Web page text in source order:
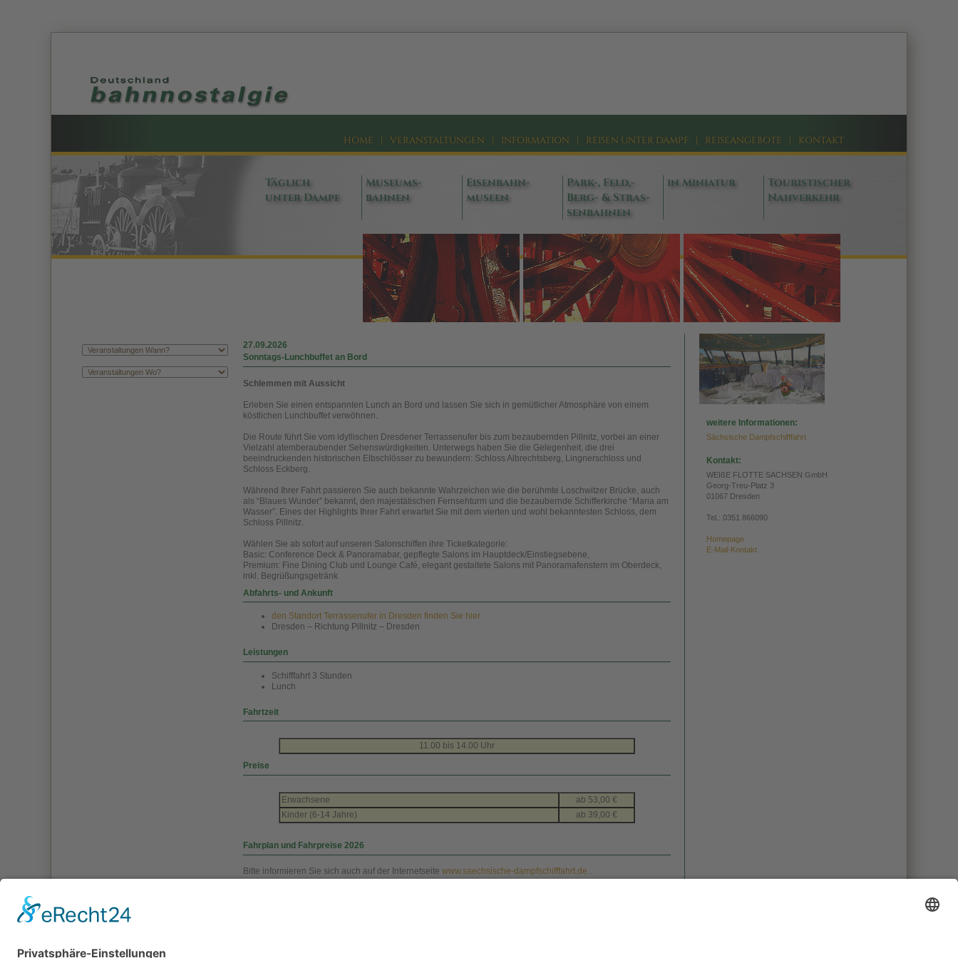
HOME | VERANSTALTUNGEN | INFORMATION | REISEN UNTER DAMPF | REISEANGEBOTE | KONTAKT
Täglich
unter Dampf
Museums-
bahnen
Eisenbahn-
museen
Park-, Feld,-
Berg- & Stras-
senbahnen
in Miniatur
Touristischer
Nahverkehr
27.09.2026
Sonntags-Lunchbuffet an Bord
Schlemmen mit Aussicht
Erleben Sie einen entspannten Lunch an Bord und lassen Sie sich in gemütlicher Atmosphäre von einem
köstlichen Lunchbuffet verwöhnen.
Die Route führt Sie vom idyllischen Dresdener Terrassenufer bis zum bezaubernden Pillnitz, vorbei an einer
Vielzahl atemberaubender Sehenswürdigkeiten. Unterwegs haben Sie die Gelegenheit, die drei
beeindruckenden historischen Elbschlösser zu bewundern: Schloss Albrechtsberg, Lingnerschloss und
Schloss Eckberg.
Während Ihrer Fahrt passieren Sie auch bekannte Wahrzeichen wie die berühmte Loschwitzer Brücke, auch
als “Blaues Wunder” bekannt, den majestätischen Fernsehturm und die bezaubernde Schifferkirche “Maria am
Wasser”. Eines der Highlights Ihrer Fahrt erwartet Sie mit dem vierten und wohl bekanntesten Schloss, dem
Schloss Pillnitz.
Wählen Sie ab sofort auf unseren Salonschiffen ihre Ticketkategorie:
Basic: Conference Deck & Panoramabar, gepflegte Salons im Hauptdeck/Einstiegsebene,
Premium: Fine Dining Club und Lounge Café, elegant gestaltete Salons mit Panoramafenstern im Oberdeck,
inkl. Begrüßungsgetränk
Abfahrts- und Ankunft
den Standort Terrassenufer in Dresden finden Sie hier
Dresden – Richtung Pillnitz – Dresden
Leistungen
Schifffahrt 3 Stunden
Lunch
Fahrtzeit
11.00 bis 14.00 Uhr
Preise
Erwachsene
ab 53,00 €
Kinder (6-14 Jahre)
ab 39,00 €
Fahrplan und Fahrpreise 2026
Bitte informieren Sie sich auch auf der Internetseite www.saechsische-dampfschifffahrt.de.
weitere Informationen:
Sächsische Dampfschifffahrt
Kontakt:
WEIßE FLOTTE SACHSEN GmbH
Georg-Treu-Platz 3
01067 Dresden
Tel.: 0351 866090
Homepage
E-Mail-Kontakt